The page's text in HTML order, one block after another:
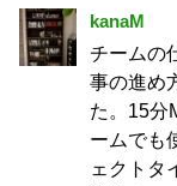
kanaM
チームの
事の進め
た。15分
ームでも
ェクトタ